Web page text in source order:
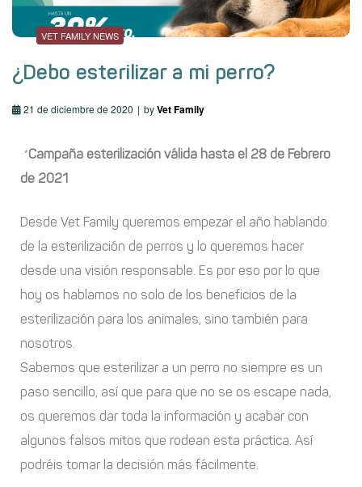
VET FAMILY NEWS
¿Debo esterilizar a mi perro?
21 de diciembre de 2020 byVet Family
*Campaña esterilización válida hasta el 28 de Febrero
de 2021
Desde Vet Family queremos empezar el año hablando
de la esterilización de perros y lo queremos hacer
desde una visión responsable. Es por eso por lo que
hoy os hablamos no solo de los beneficios de la
esterilización para los animales, sino también para
nosotros.
Sabemos que esterilizar a un perro no siempre es un
paso sencillo, así que para que no se os escape nada,
os queremos dar toda la información y acabar con
algunos falsos mitos que rodean esta práctica. Así
podréis tomar la decisión más fácilmente.